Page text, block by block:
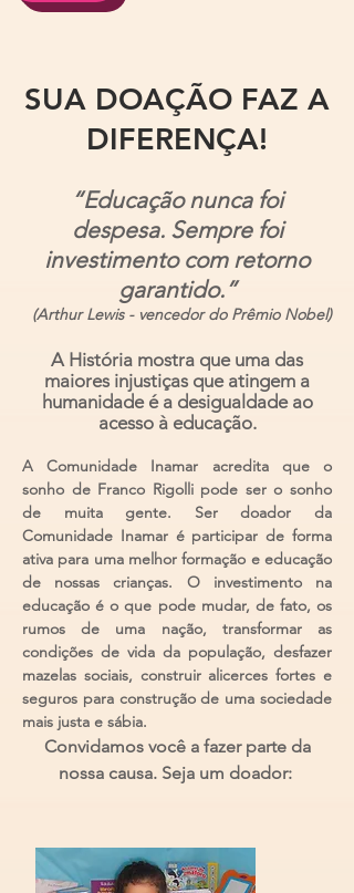
SUA DOAÇÃO FAZ A
DIFERENÇA!
“Educação nunca foi
despesa. Sempre foi
investimento com retorno
garantido.”
(Arthur Lewis - vencedor do Prêmio Nobel)
A História mostra que uma das
maiores injustiças que atingem a
humanidade é a desigualdade ao
acesso à educação.
A Comunidade Inamar acredita que o
sonho de Franco Rigolli pode ser o sonho
de muita gente. Ser doador da
Comunidade Inamar é participar de forma
ativa para uma melhor formação e educação
de nossas crianças. O investimento na
educação é o que pode mudar, de fato, os
rumos de uma nação, transformar as
condições de vida da população, desfazer
mazelas sociais, construir alicerces fortes e
seguros para construção de uma sociedade
mais justa e sábia.
Convidamos você a fazer parte da
nossa causa. Seja um doador: